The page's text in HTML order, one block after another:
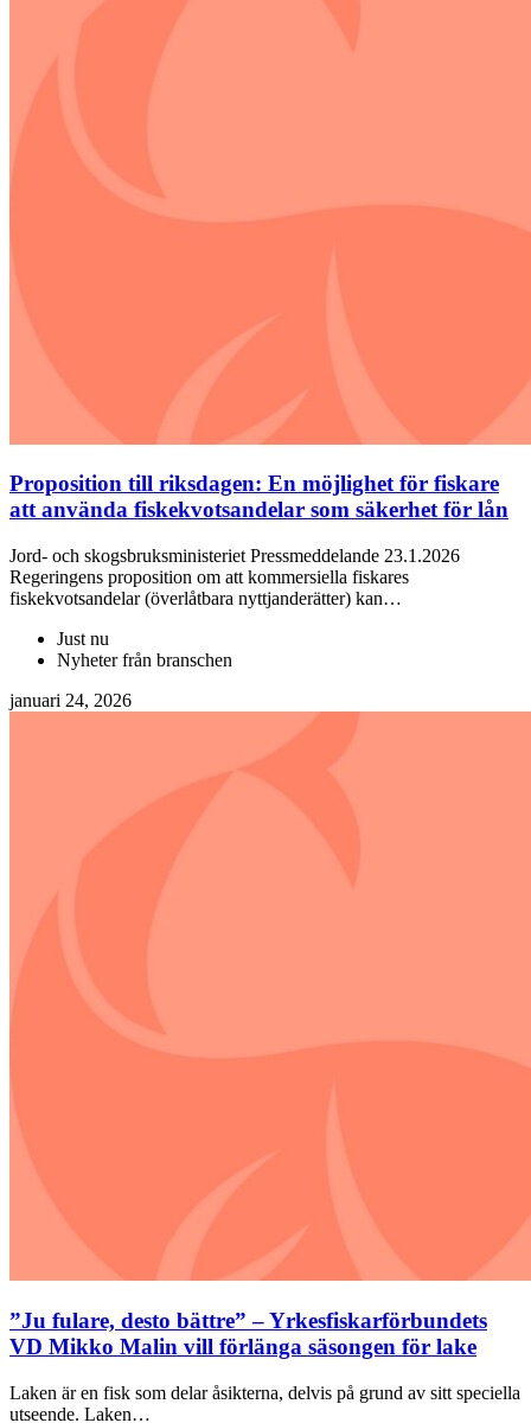
Proposition till riksdagen: En möjlighet för fiskare
att använda fiskekvotsandelar som säkerhet för lån
Jord- och skogsbruksministeriet Pressmeddelande 23.1.2026
Regeringens proposition om att kommersiella fiskares
fiskekvotsandelar (överlåtbara nyttjanderätter) kan…
Just nu
Nyheter från branschen
januari 24, 2026
”Ju fulare, desto bättre” – Yrkesfiskarförbundets
VD Mikko Malin vill förlänga säsongen för lake
Laken är en fisk som delar åsikterna, delvis på grund av sitt speciella
utseende. Laken…